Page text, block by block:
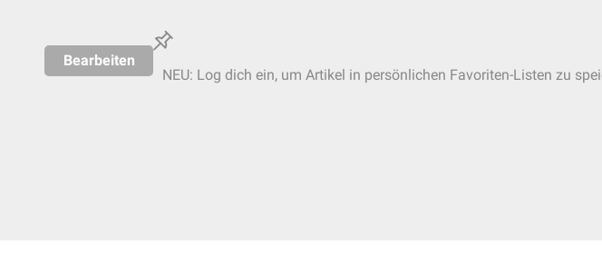
Bearbeiten
NEU: Log dich ein, um Artikel in persönlichen Favoriten-Listen zu